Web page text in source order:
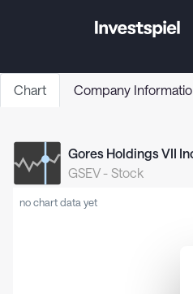
Chart Company
Gores Holdings VII
GSEV- Stock
no chart data yet